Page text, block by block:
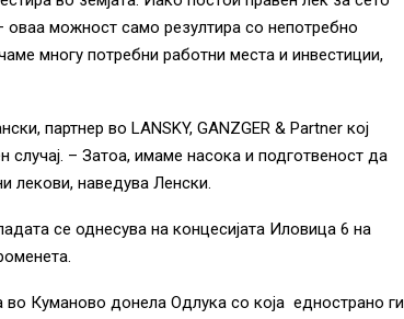
оваа можност само резултира со непотребно
многу потребни работни места и инвестиции,
партнер во LANSKY, GANZGER & Partner кој
– Затоа, имаме насока и подготвеност да
лекови, наведува Ленски.
се однесува на концесијата Иловица 6 на
Куманово донела Одлука со која еднострано ги